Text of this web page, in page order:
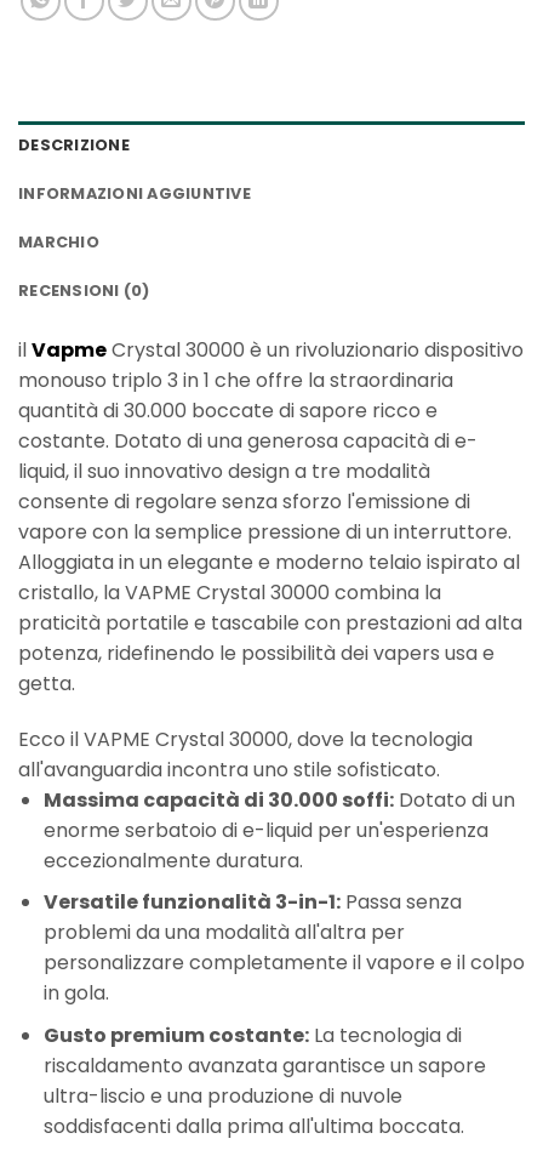
DESCRIZIONE
INFORMAZIONI AGGIUNTIVE
MARCHIO
RECENSIONI (0)
ilVapmeCrystal 30000 è un rivoluzionario dispositivo
monouso triplo 3 in 1 che offre la straordinaria
quantità di 30.000 boccate di sapore ricco e
costante. Dotato di una generosa capacità di e-
liquid, il suo innovativo design a tre modalità
consente di regolare senza sforzo l'emissione di
vapore con la semplice pressione di un interruttore.
Alloggiata in un elegante e moderno telaio ispirato al
cristallo, la VAPME Crystal 30000 combina la
praticità portatile e tascabile con prestazioni ad alta
potenza, ridefinendo le possibilità dei vapers usa e
getta.
Ecco il VAPME Crystal 30000, dove la tecnologia
all'avanguardia incontra uno stile sofisticato.
Massima capacità di 30.000 soffi:Dotato di un
enorme serbatoio di e-liquid per un'esperienza
eccezionalmente duratura.
Versatile funzionalità 3-in-1:Passa senza
problemi da una modalità all'altra per
personalizzare completamente il vapore e il colpo
in gola.
Gusto premium costante:La tecnologia di
riscaldamento avanzata garantisce un sapore
ultra-liscio e una produzione di nuvole
soddisfacenti dalla prima all'ultima boccata.